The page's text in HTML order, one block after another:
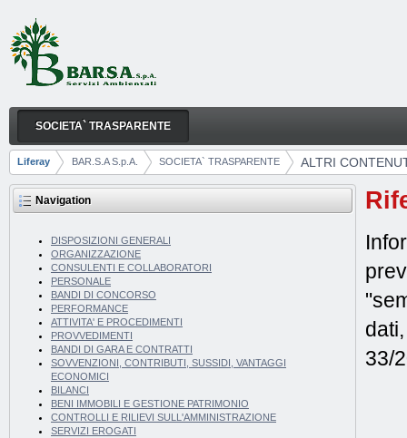
Skip to Content
ALTRI CONTENUTI
Navigation
SOCIETA` TRASPARENTE
Breadcrumbs
Liferay BAR.S.A S.p.A. SOCIETA` TRASPARENTE ALTRI
Navigation
DISPOSIZIONI GENERALI
ORGANIZZAZIONE
CONSULENTI E COLLABORATORI
PERSONALE
BANDI DI CONCORSO
PERFORMANCE
ATTIVITA' E PROCEDIMENTI
PROVVEDIMENTI
BANDI DI GARA E CONTRATTI
SOVVENZIONI, CONTRIBUTI, SUSSIDI, VANTAGGI
ECONOMICI
BILANCI
BENI IMMOBILI E GESTIONE PATRIMONIO
CONTROLLI E RILIEVI SULL'AMMINISTRAZIONE
SERVIZI EROGATI
33/